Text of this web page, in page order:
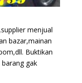
menjual
bazar,mainan
Buktikan
gak